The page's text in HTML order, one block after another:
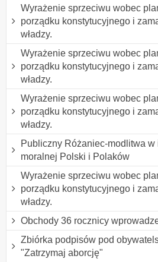
Wyrażenie sprzeciwu wobec
porządku konstytucyjnego i
władzy.
Wyrażenie sprzeciwu wobec
porządku konstytucyjnego i
władzy.
Wyrażenie sprzeciwu wobec
porządku konstytucyjnego i
władzy.
Publiczny Różaniec-modlitwa
moralnej Polski i Polaków
Wyrażenie sprzeciwu wobec
porządku konstytucyjnego i
władzy.
Obchody 36 rocznicy
Zbiórka podpisów pod
"Zatrzymaj aborcję"